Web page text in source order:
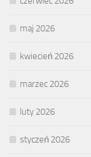
maj 2026
kwiecień 2026
marzec 2026
luty 2026
styczeń 2026